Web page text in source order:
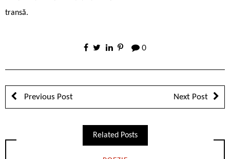
transă.
0
Previous Post Next Post
Related Posts